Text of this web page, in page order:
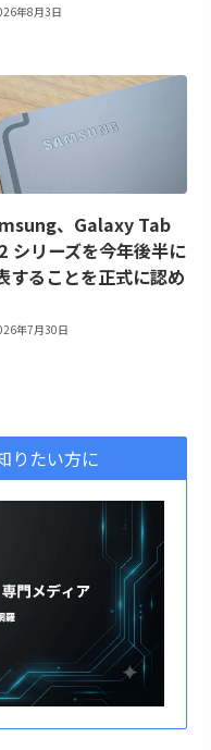
年8月3日
、Galaxy Tab
シリーズを今年後半に
することを正式に認め
年7月30日
りたい方に